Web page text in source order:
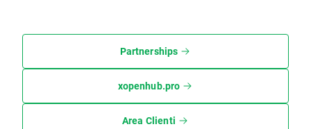
Partnerships
xopenhub.pro
Area Clienti